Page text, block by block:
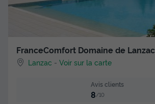
FranceComfort Domaine de Lanzac
Lanzac -Voir sur la carte
Avis clients
8/10